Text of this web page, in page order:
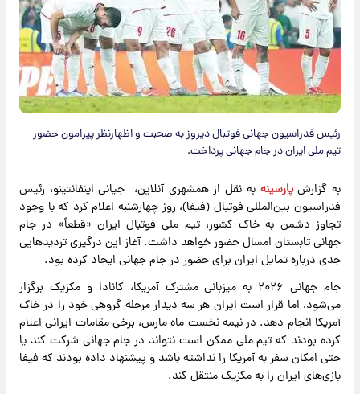
رئیس فدراسیون جهانی فوتبال دیروز به صحبت و اظهارنظر پیرامون حضور
تیم ملی ایران در جام جهانی پرداخت.
به گزارش پارسینهبه نقل از همشهری آنلاین، جیانی اینفانتینو، رئیس
فدراسیون بین‌المللی فوتبال (فیفا)، روز چهارشنبه اعلام کرد که با وجود
تجاوز دشمن به خاک کشور، تیم ملی فوتبال ایران «قطعاً» در جام
جهانی تابستان امسال حضور خواهد داشت. آغاز این درگیری تردیدهایی
جدی درباره تمایل ایران برای حضور در جام جهانی ایجاد کرده بود.
جام جهانی ۲۰۲۶ به میزبانی مشترک آمریکا، کانادا و مکزیک برگزار
می‌شود، اما قرار است ایران هر سه دیدار مرحله گروهی خود را در خاک
آمریکا انجام دهد. در نیمه نخست ماه مارس، برخی مقامات ایرانی اعلام
کرده بودند که تیم ملی ممکن است نتواند در جام جهانی شرکت کند یا
حتی امکان سفر به آمریکا را نداشته باشد و پیشنهاد داده بودند که فیفا
بازی‌های ایران را به مکزیک منتقل کند.